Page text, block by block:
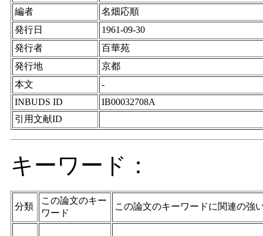
編者
名畑応順
発行日
1961-09-30
発行者
百華苑
発行地
京都
本文
-
INBUDS ID
IB00032708A
引用文献ID
キーワード：
分類
この論文のキー
ワード
この論文のキーワードに関連の強